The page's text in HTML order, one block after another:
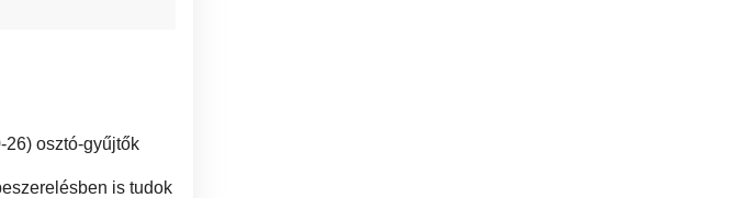
26) osztó-gyűjtők
is tudok